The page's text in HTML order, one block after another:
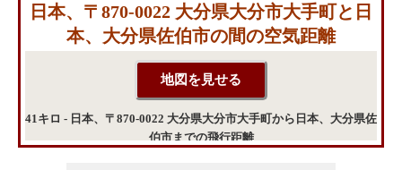
日本、〒870-0022 大分県大分市大手町と日
本、大分県佐伯市の間の空気距離
41キロ - 日本、〒870-0022 大分県大分市大手町から日本、大分県佐
伯市までの飛行距離